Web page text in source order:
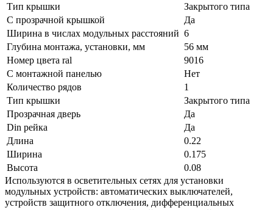
Тип крышки
Закрытого типа
С прозрачной крышкой
Да
Ширина в числах модульных расстояний 6
Глубина монтажа, установки, мм
56 мм
Номер цвета ral
9016
С монтажной панелью
Нет
Количество рядов
1
Тип крышки
Закрытого типа
Прозрачная дверь
Да
Din рейка
Да
Длина
0.22
Ширина
0.175
Высота
0.08
Используются в осветительных сетях для установки
модульных устройств: автоматических выключателей,
устройств защитного отключения, дифференциальных